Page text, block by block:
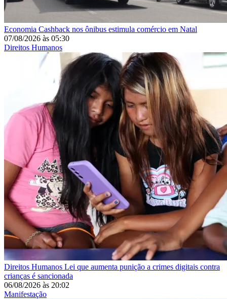
Economia Cashback nos ônibus estimula comércio em Natal
07/08/2026 às 05:30
Direitos Humanos
Direitos Humanos Lei que aumenta punição a crimes digitais contra
crianças é sancionada
06/08/2026 às 20:02
Manifestação